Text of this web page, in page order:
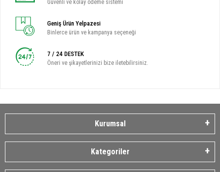
Güvenli ve kolay ödeme sistemi
Geniş Ürün Yelpazesi
Binlerce ürün ve kampanya seçeneği
7 / 24 DESTEK
Öneri ve şikayetlerinizi bize iletebilirsiniz.
Kurumsal
Kategoriler